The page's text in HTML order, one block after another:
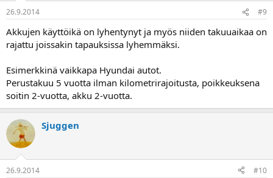
26.9.2014 #9
Akkujen käyttöikä on lyhentynyt ja myös niiden takuuaikaa on
rajattu joissakin tapauksissa lyhemmäksi.
Esimerkkinä vaikkapa Hyundai autot.
Perustakuu 5 vuotta ilman kilometrirajoitusta, poikkeuksena
soitin 2-vuotta, akku 2-vuotta.
Sjuggen
26.9.2014 #10